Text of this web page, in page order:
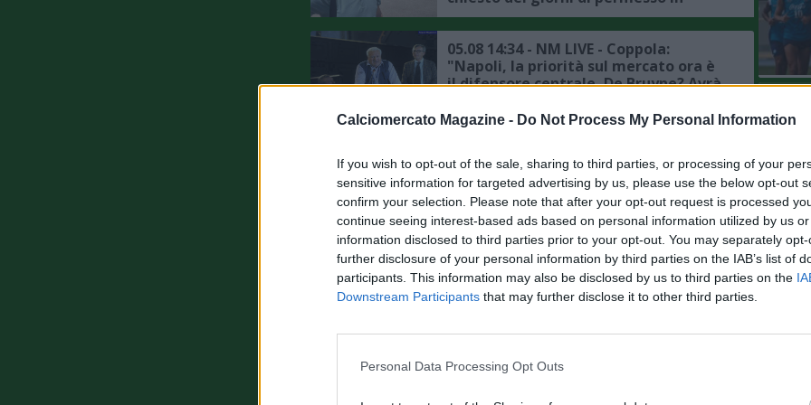
Calciomercato Magazine - Do Not Process My Personal Information
If you wish to opt-out of the sale, sharing to third parties, or processing of your
sensitive information for targeted advertising by us, please use the below opt-out
confirm your selection. Please note that after your opt-out request is processed
continue seeing interest-based ads based on personal information utilized by us
information disclosed to third parties prior to your opt-out. You may separately
further disclosure of your personal information by third parties on the IAB’s list of
participants. This information may also be disclosed by us to third parties on the
Downstream Participants that may further disclose it to other third parties.
Personal Data Processing Opt Outs
accordo con la società, il punto sul
mercato"
05.08 14:34 - NM LIVE - Coppola:
"Napoli, la priorità sul mercato ora è
il difensore centrale, De Bruyne? Avrà
05.08 09:11 - CDS - Napoli, mercato in
azzurri su Badiashile
05.08 08:21 - MERCATO - Romano:
"Theo Hernandez al Napoli dopo
l'addio di Gutierrez? Operazione di
fantasia, ingaggio fuori mercato per
la Serie A"
05.08 08:04 - GAZZETTA - Napoli,
Atubolu del Friburgo, ecco le ultime
del